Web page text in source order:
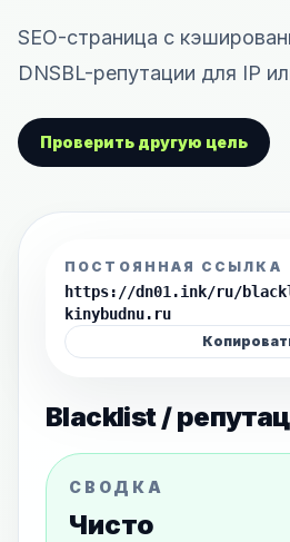
SEO-страница с
DNSBL-репутации для IP
Проверить другую цель
ПОСТОЯННАЯ ССЫЛКА
https://dn01.ink/ru/
kinybudnu.ru
Blacklist /
СВОДКА
Чисто